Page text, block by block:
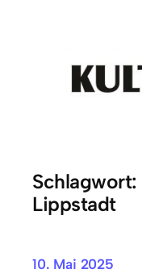
Schlagwort:
Lippstadt
10. Mai 2025